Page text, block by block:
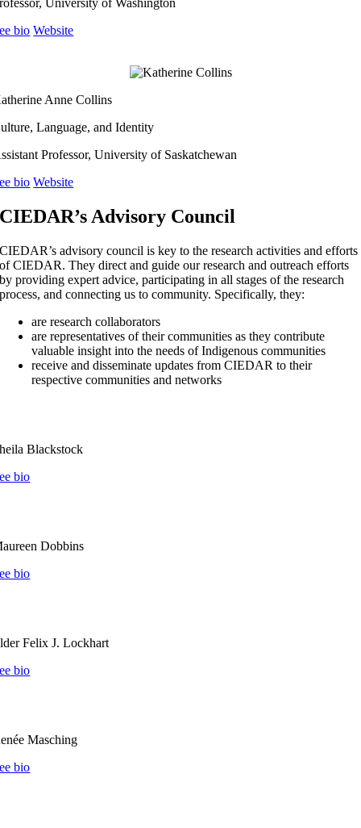
University of Washington
bio Website
Anne Collins
Language, and Identity
Professor, University of Saskatchewan
bio Website
CIEDAR’s Advisory Council
CIEDAR’s advisory council is key to the research activities and efforts
of CIEDAR. They direct and guide our research and outreach efforts
by providing expert advice, participating in all stages of the research
process, and connecting us to community. Specifically, they:
are research collaborators
are representatives of their communities as they contribute
valuable insight into the needs of Indigenous communities
receive and disseminate updates from CIEDAR to their
respective communities and networks
Blackstock
bio
Dobbins
bio
Felix J. Lockhart
bio
Masching
bio